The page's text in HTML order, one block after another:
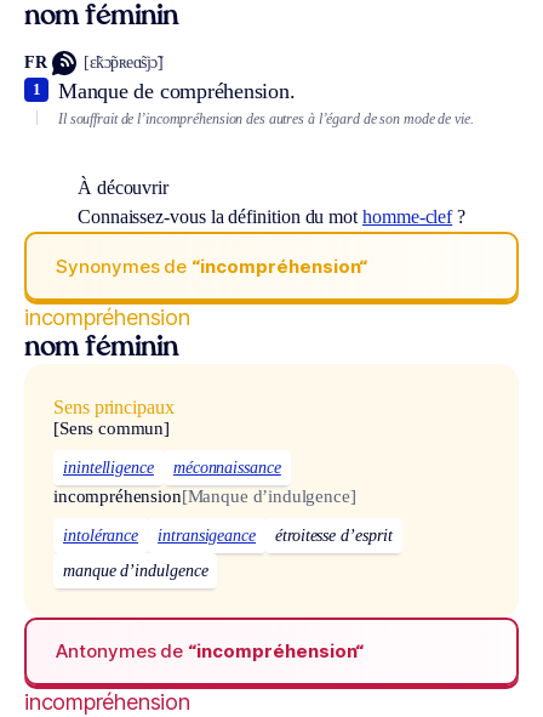
nom féminin
FR [ɛ̃kɔ̃pʀeɑ̃sjɔ̃]
Manque de compréhension.
1
Il souffrait de l’incompréhension des autres à l’égard de son mode de vie.
À découvrir
Connaissez-vous la définition du mot homme-clef?
Synonymes de “incompréhension“
incompréhension
nom féminin
Sens principaux
[Sens commun]
inintelligence méconnaissance
incompréhension[Manque d’indulgence]
intolérance intransigeance
étroitesse d’esprit
manque d’indulgence
Antonymes de “incompréhension“
incompréhension